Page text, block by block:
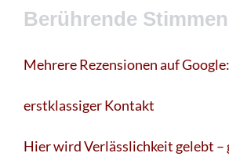
Berührende Stimmen
Mehrere Rezensionen auf Google:
erstklassiger Kontakt
Hier wird Verlässlichkeit gelebt –